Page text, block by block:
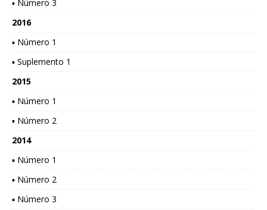
▪ Número 3
2016
▪ Número 1
▪ Suplemento 1
2015
▪ Número 1
▪ Número 2
2014
▪ Número 1
▪ Número 2
▪ Número 3